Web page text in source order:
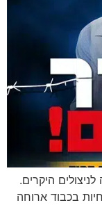
היקרים.
בלחיות בכבוד ארוחה